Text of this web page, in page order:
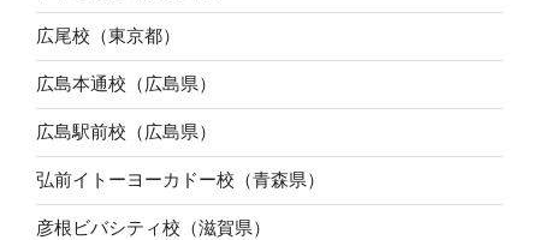
広尾校（東京都）
広島本通校（広島県）
広島駅前校（広島県）
弘前イトーヨーカドー校（青森県）
彦根ビバシティ校（滋賀県）